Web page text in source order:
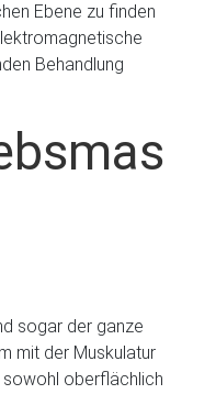
Ebene zu finden
Behandlung
sogar der ganze
mit der Muskulatur
oberflächlich